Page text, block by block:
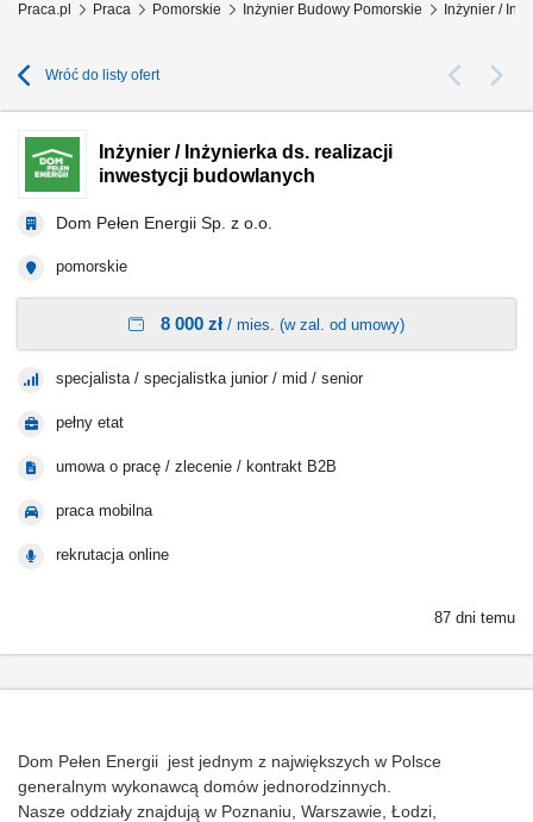
Praca.pl Praca Pomorskie Inżynier Budowy Pomorskie Inżynier /
Wróć do listy ofert
Inżynier / Inżynierka ds. realizacji
inwestycji budowlanych
Dom Pełen Energii Sp. z o.o.
pomorskie
8 000 zł / mies. (w zal. od umowy)
specjalista / specjalistka junior / mid / senior
pełny etat
umowa o pracę / zlecenie / kontrakt B2B
praca mobilna
rekrutacja online
87 dni temu
Dom Pełen Energii jest jednym z największych w Polsce
generalnym wykonawcą domów jednorodzinnych.
Nasze oddziały znajdują w Poznaniu, Warszawie, Łodzi,